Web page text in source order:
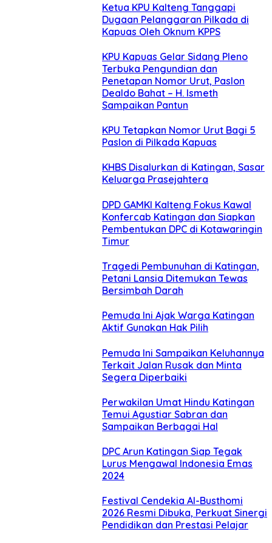
Ketua KPU Kalteng Tanggapi
Dugaan Pelanggaran Pilkada di
Kapuas Oleh Oknum KPPS
KPU Kapuas Gelar Sidang Pleno
Terbuka Pengundian dan
Penetapan Nomor Urut, Paslon
Dealdo Bahat – H. Ismeth
Sampaikan Pantun
KPU Tetapkan Nomor Urut Bagi 5
Paslon di Pilkada Kapuas
KHBS Disalurkan di Katingan, Sasar
Keluarga Prasejahtera
DPD GAMKI Kalteng Fokus Kawal
Konfercab Katingan dan Siapkan
Pembentukan DPC di Kotawaringin
Timur
Tragedi Pembunuhan di Katingan,
Petani Lansia Ditemukan Tewas
Bersimbah Darah
Pemuda Ini Ajak Warga Katingan
Aktif Gunakan Hak Pilih
Pemuda Ini Sampaikan Keluhannya
Terkait Jalan Rusak dan Minta
Segera Diperbaiki
Perwakilan Umat Hindu Katingan
Temui Agustiar Sabran dan
Sampaikan Berbagai Hal
DPC Arun Katingan Siap Tegak
Lurus Mengawal Indonesia Emas
2024
Festival Cendekia Al-Busthomi
2026 Resmi Dibuka, Perkuat Sinergi
Pendidikan dan Prestasi Pelajar